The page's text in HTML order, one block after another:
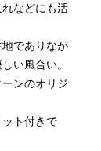
などにも活
でありなが
い風合い。
ンのオリジ
ト付きで